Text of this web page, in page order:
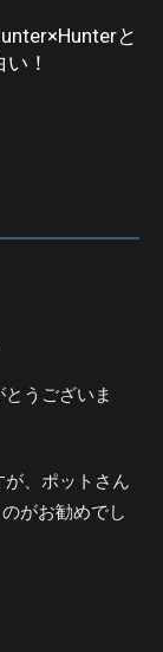
と
！
うございま
、ポットさん
がお勧めでし